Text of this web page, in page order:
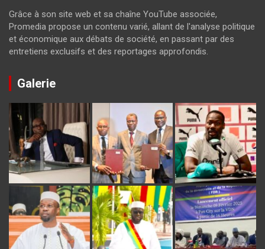
Grâce à son site web et sa chaîne YouTube associée,
Promedia propose un contenu varié, allant de l'analyse politique
et économique aux débats de société, en passant par des
entretiens exclusifs et des reportages approfondis.
Galerie